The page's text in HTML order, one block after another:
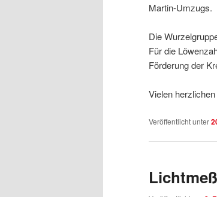
Martin-Umzugs.
Die
Für die
Förderung der
Vielen
Veröffentlicht unter